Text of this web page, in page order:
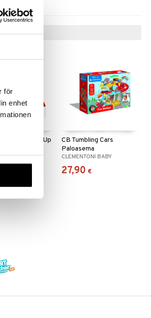
för
enhet
sinulle
Wheels Pick Up
BABY
CB Tumbling Cars
Paloasema
CLEMENTONI BABY
27,90 €